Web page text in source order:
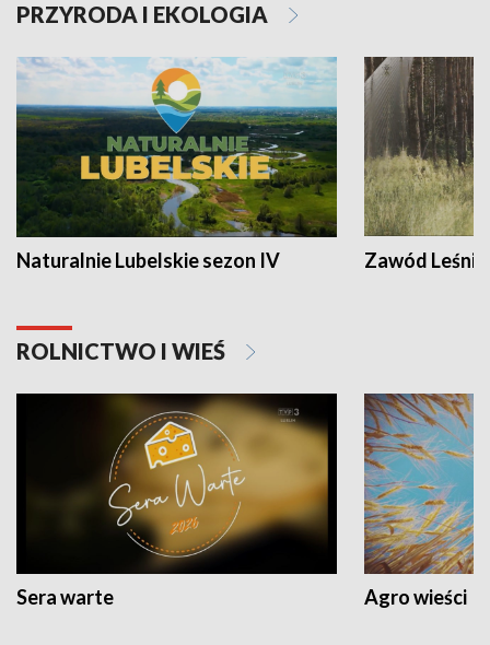
PRZYRODA I EKOLOGIA
Naturalnie Lubelskie sezon IV Zawód Leśnik
ROLNICTWO I WIEŚ
Sera warte Agro wieści